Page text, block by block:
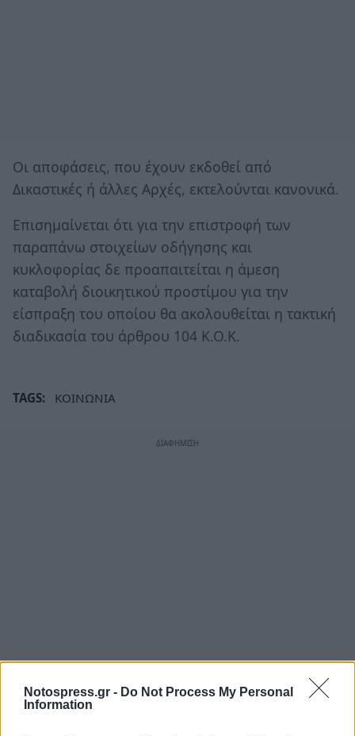
Notospress.gr - Do Not Process My Personal
Information
Οι αποφάσεις, που έχουν εκδοθεί από
Δικαστικές ή άλλες Αρχές, εκτελούνται κανονικά.
Επισημαίνεται ότι για την επιστροφή των
παραπάνω στοιχείων οδήγησης και
κυκλοφορίας δε προαπαιτείται η άμεση
καταβολή διοικητικού προστίμου για την
είσπραξη του οποίου θα ακολουθείται η τακτική
διαδικασία του άρθρου 104 Κ.Ο.Κ.
TAGS: ΚΟΙΝΩΝΙΑ